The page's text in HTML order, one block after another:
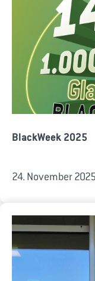
BlackWeek 2025
24. November 2025